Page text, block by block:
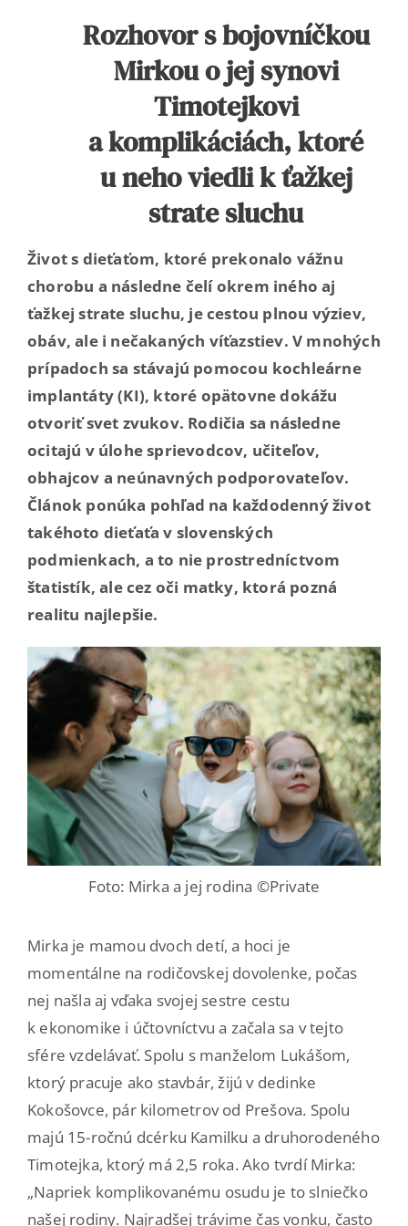
Ambasadoři sluchu
Rozhovor s bojovníčkou
Mirkou o jej synovi
Timotejkovi
a komplikáciách, ktoré
u neho viedli k ťažkej
strate sluchu
Život s dieťaťom, ktoré prekonalo vážnu
chorobu a následne čelí okrem iného aj
ťažkej strate sluchu, je cestou plnou výziev,
obáv, ale i nečakaných víťazstiev. V mnohých
prípadoch sa stávajú pomocou kochleárne
implantáty (KI), ktoré opätovne dokážu
otvoriť svet zvukov. Rodičia sa následne
ocitajú v úlohe sprievodcov, učiteľov,
obhajcov a neúnavných podporovateľov.
Článok ponúka pohľad na každodenný život
takéhoto dieťaťa v slovenských
podmienkach, a to nie prostredníctvom
štatistík, ale cez oči matky, ktorá pozná
realitu najlepšie.
Foto: Mirka a jej rodina ©Private
Mirka je mamou dvoch detí, a hoci je
momentálne na rodičovskej dovolenke, počas
nej našla aj vďaka svojej sestre cestu
k ekonomike i účtovníctvu a začala sa v tejto
sfére vzdelávať. Spolu s manželom Lukášom,
ktorý pracuje ako stavbár, žijú v dedinke
Kokošovce, pár kilometrov od Prešova. Spolu
majú 15-ročnú dcérku Kamilku a druhorodeného
Timotejka, ktorý má 2,5 roka. Ako tvrdí Mirka:
„Napriek komplikovanému osudu je to slniečko
našej rodiny. Najradšej trávime čas vonku, často